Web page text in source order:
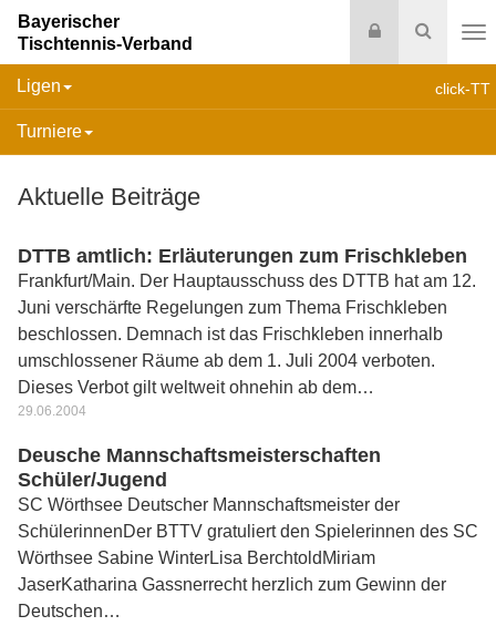
Suche
Login
Bayerischer
Tischtennis-Verband
click-TT
Ligen
Turniere
Aktuelle Beiträge
DTTB amtlich: Erläuterungen zum Frischkleben
Frankfurt/Main. Der Hauptausschuss des DTTB hat am 12.
Juni verschärfte Regelungen zum Thema Frischkleben
beschlossen. Demnach ist das Frischkleben innerhalb
umschlossener Räume ab dem 1. Juli 2004 verboten.
Dieses Verbot gilt weltweit ohnehin ab dem…
29.06.2004
Deusche Mannschaftsmeisterschaften
Schüler/Jugend
SC Wörthsee Deutscher Mannschaftsmeister der
SchülerinnenDer BTTV gratuliert den Spielerinnen des SC
Wörthsee Sabine WinterLisa BerchtoldMiriam
JaserKatharina Gassnerrecht herzlich zum Gewinn der
Deutschen…